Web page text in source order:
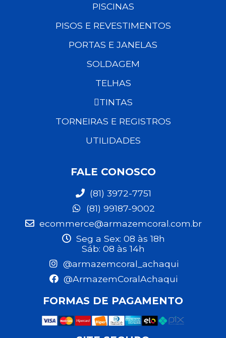
PISCINAS
PISOS E REVESTIMENTOS
PORTAS E JANELAS
SOLDAGEM
TELHAS
TINTAS
TORNEIRAS E REGISTROS
UTILIDADES
FALE CONOSCO
(81) 3972-7751
(81) 99187-9002
ecommerce@armazemcoral.com.br
Seg a Sex: 08 às 18h
Sáb: 08 às 14h
@armazemcoral_achaqui
@ArmazemCoralAchaqui
FORMAS DE PAGAMENTO